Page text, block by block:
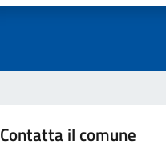
Contatta il comune